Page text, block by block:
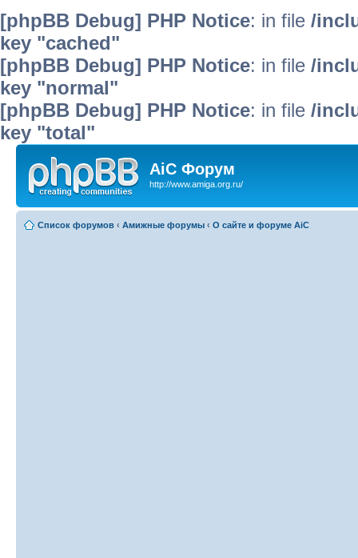
[phpBB Debug] PHP Notice: in file /
key "cached"
[phpBB Debug] PHP Notice: in file /
key "normal"
[phpBB Debug] PHP Notice: in file /
key "total"
AiC Форум
http://www.amiga.org.ru/
Список форумов ‹ Амижные форумы ‹ О сайте и форуме AiC